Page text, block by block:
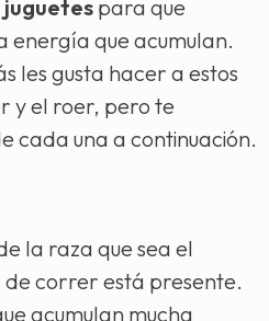
para que
que acumulan.
les gusta hacer a estos
y el roer, pero te
cada una a continuación.
la raza que sea el
de correr está presente.
acumulan mucha